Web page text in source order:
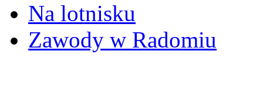
Na lotnisku
Zawody w Radomiu